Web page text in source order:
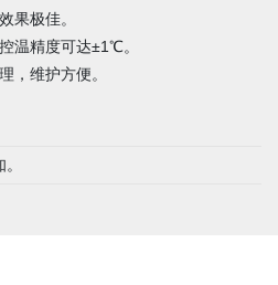
果极佳。
温精度可达±1℃。
，维护方便。